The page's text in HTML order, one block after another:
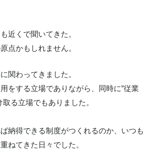
近くで聞いてきた。
点かもしれません。
関わってきました。
をする立場でありながら、同時に”従業
る立場でもありました。
納得できる制度がつくれるのか、いつも
ねてきた日々でした。